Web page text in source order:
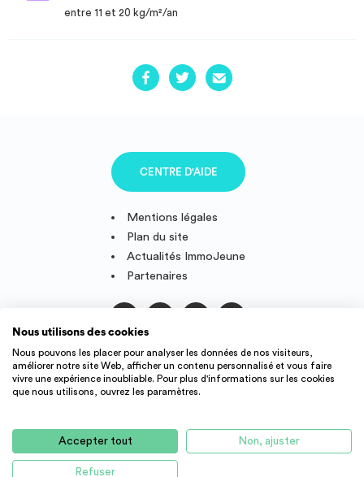
entre 11 et 20 kg/m²/an
Mentions légales
Plan du site
Actualités ImmoJeune
Partenaires
CENTRE D'AIDE
Suivez-nous
France.
Des offres de logement étudiant et jeune actif dans toute la
France : résidence étudiant, agence immobilière, location
Nous utilisons des cookies
Nous pouvons les placer pour analyser les données de nos visiteurs,
améliorer notre site Web, afficher un contenu personnalisé et vous faire
vivre une expérience inoubliable. Pour plus d'informations sur les cookies
que nous utilisons, ouvrez les paramètres.
Accepter tout Non, ajuster
Refuser